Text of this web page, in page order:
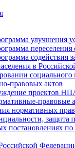
улучшения
переселения
содействия
в
социального
правовых актов
проектов
правовые
нормативных
защита
постановлениях